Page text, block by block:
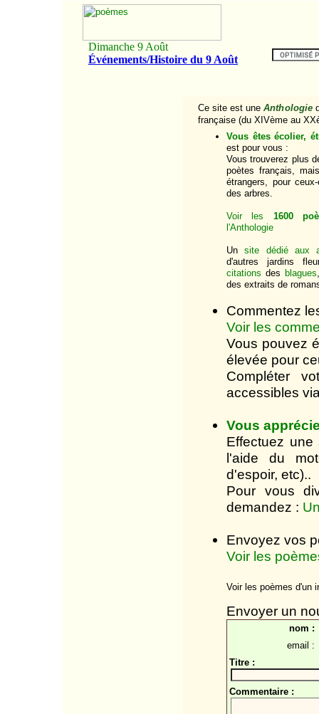
Ce site est une Anthologie
française (du XIVème au
Vous êtes écolier,
est pour vous :
Vous trouverez plus
poètes français,
étrangers, pour
des arbres.
Voir les 1600
l'Anthologie
Unsite dédié aux
d'autres jardins
citations desblagues
des extraits de
Commentez
Voir les
Vous pouvez
élevée pour
Compléter
accessibles
Vous
Effectuez
l'aide du
d'espoir, etc)..
Pour vous
demandez :
Envoyez vos
Voir les
Voir les poèmes d'un
Envoyer un
nom :
email :
Titre :
Commentaire :